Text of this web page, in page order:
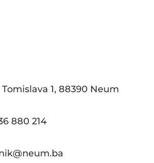
Tomislava 1, 88390 Neum
880 214